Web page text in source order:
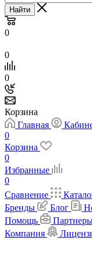
Найти
0
0
0
Корзина
Главная
0
Корзина
0
Избранные
0
Сравнение
Бренды
Блог
Помощь
Компания